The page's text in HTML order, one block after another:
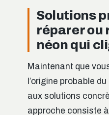
Solutions
réparer ou
néon qui
Maintenant que
l’origine probable
aux solutions
approche consiste